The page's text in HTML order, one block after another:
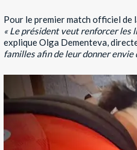
Pour le premier match officiel de
« Le président veut renforcer les
explique Olga Dementeva,
familles afin de leur donner envie